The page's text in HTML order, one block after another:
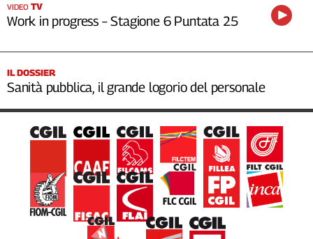
VIDEO TV
Work in progress – Stagione 6 Puntata 25
IL DOSSIER
Sanità pubblica, il grande logorio del personale